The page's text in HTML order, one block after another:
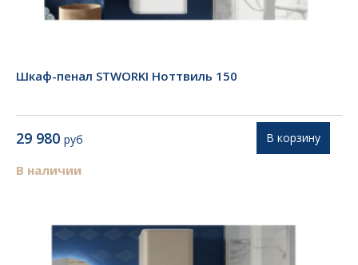
Шкаф-пенал STWORKI Ноттвиль 150
29 980 руб
В наличии
В корзину